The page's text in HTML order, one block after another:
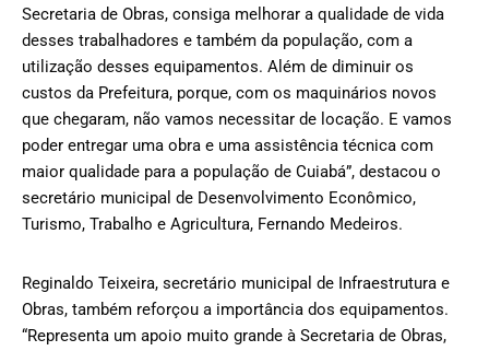
Secretaria de Obras, consiga melhorar a qualidade de vida
desses trabalhadores e também da população, com a
utilização desses equipamentos. Além de diminuir os
custos da Prefeitura, porque, com os maquinários novos
que chegaram, não vamos necessitar de locação. E vamos
poder entregar uma obra e uma assistência técnica com
maior qualidade para a população de Cuiabá”, destacou o
secretário municipal de Desenvolvimento Econômico,
Turismo, Trabalho e Agricultura, Fernando Medeiros.
Reginaldo Teixeira, secretário municipal de Infraestrutura e
Obras, também reforçou a importância dos equipamentos.
“Representa um apoio muito grande à Secretaria de Obras,